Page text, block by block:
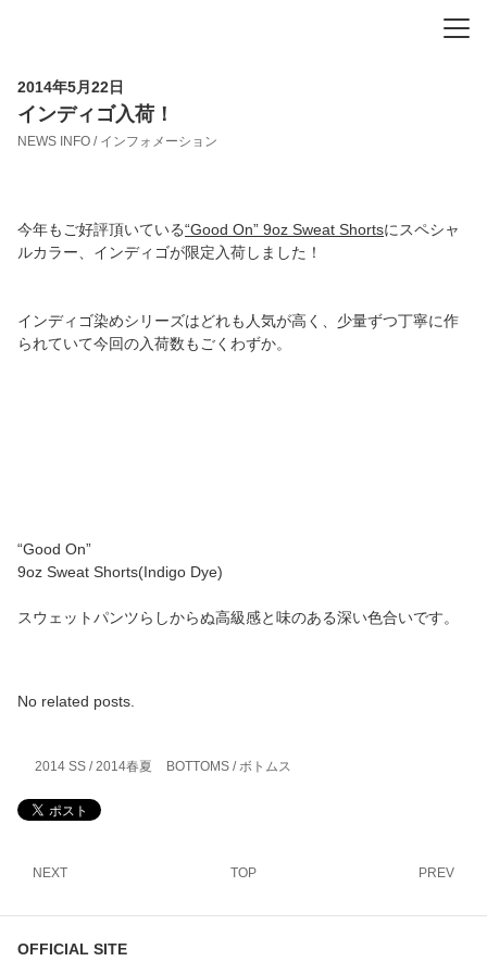
2014年5月22日
インディゴ入荷！
NEWS INFO / インフォメーション
今年もご好評頂いている“Good On” 9oz Sweat Shortsにスペシャ
ルカラー、インディゴが限定入荷しました！
インディゴ染めシリーズはどれも人気が高く、少量ずつ丁寧に作
られていて今回の入荷数もごくわずか。
“Good On”
9oz Sweat Shorts(Indigo Dye)
スウェットパンツらしからぬ高級感と味のある深い色合いです。
No related posts.
2014 SS / 2014春夏 BOTTOMS / ボトムス
NEXT TOP PREV
OFFICIAL SITE